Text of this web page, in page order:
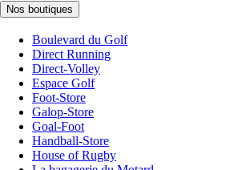
Nos boutiques
Boulevard du Golf
Direct Running
Direct-Volley
Espace Golf
Foot-Store
Galop-Store
Goal-Foot
Handball-Store
House of Rugby